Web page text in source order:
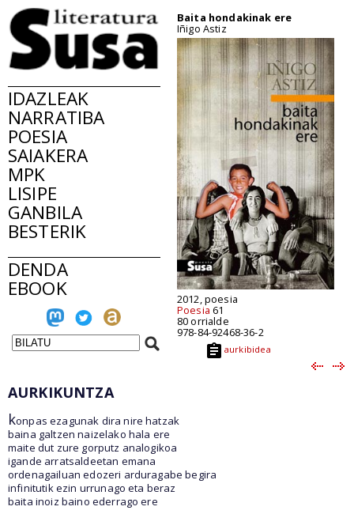
IDAZLEAK
NARRATIBA
POESIA
SAIAKERA
MPK
LISIPE
GANBILA
BESTERIK
DENDA
EBOOK
Baita hondakinak ere
Iñigo Astiz
2012, poesia
Poesia 61
80 orrialde
978-84-92468-36-2
aurkibidea
AURKIKUNTZA
konpas ezagunak dira nire hatzak
baina galtzen naizelako hala ere
maite dut zure gorputz analogikoa
igande arratsaldeetan emana
ordenagailuan edozeri arduragabe begira
infinitutik ezin urrunago eta beraz
baita inoiz baino ederrago ere